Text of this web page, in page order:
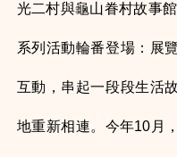
光二村與龜山眷村故事
系列活動輪番登場：展
互動，串起一段段生活
地重新相連。今年10月